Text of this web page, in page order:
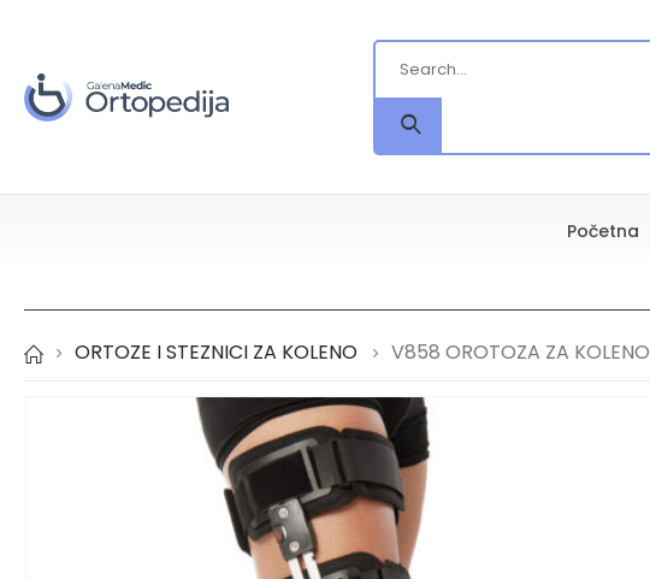
Početna
ORTOZE I STEZNICI ZA KOLENO V858 OROTOZA ZA KOLENO